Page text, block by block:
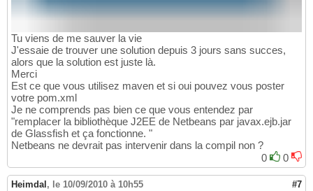
Tu viens de me sauver la vie
J'essaie de trouver une solution depuis 3 jours sans succes,
alors que la solution est juste là.
Merci
Est ce que vous utilisez maven et si oui pouvez vous poster
votre pom.xml
Je ne comprends pas bien ce que vous entendez par
"remplacer la bibliothèque J2EE de Netbeans par javax.ejb.jar
de Glassfish et ça fonctionne. "
Netbeans ne devrait pas intervenir dans la compil non ?
0
0
Heimdal , le 10/09/2010 à 10h55 #7